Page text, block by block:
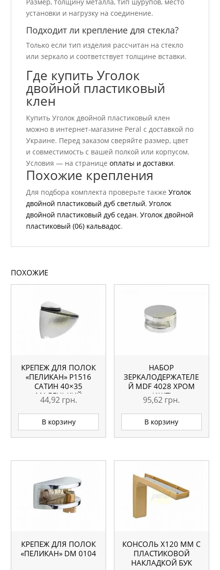
установки и нагрузку на соединение.
Подходит ли крепление для стекла?
Только если тип изделия рассчитан на стекло
или зеркало и соответствует толщине вставки.
Где купить Уголок
двойной пластиковый
клен
Купить Уголок двойной пластиковый клен
можно в интернет-магазине Peral с доставкой по
Украине. Перед заказом сверяйте размер, цвет
и совместимость с вашей полкой или корпусом.
Условия — на страницеоплаты и доставки.
Похожие крепления
Для подбора комплекта проверьте такжеУголок
двойной пластиковый дуб светлый,Уголок
двойной пластиковый дуб седан,Уголок двойной
пластиковый (06) кальвадос.
ПОХОЖИЕ
КРЕПЕЖ ДЛЯ ПОЛОК
«ПЕЛИКАН» Р1516
САТИН 40×35
МАЛЕНЬКИЙ
44,92 грн.
В корзину
НАБОР
ЗЕРКАЛОДЕРЖАТЕЛЕ
Й MDF 4028 ХРОМ
(4ШТ)
95,62 грн.
В корзину
КРЕПЕЖ ДЛЯ ПОЛОК
«ПЕЛИКАН» DM 0104
КОНСОЛЬ Х120 ММ С
ПЛАСТИКОВОЙ
НАКЛАДКОЙ БУК